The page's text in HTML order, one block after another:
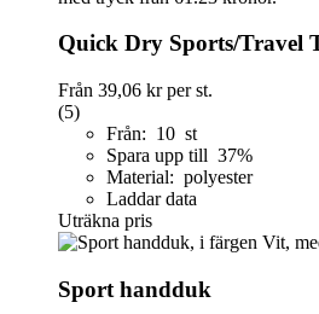
Quick Dry Sports/Travel
Från 39,06 krper st.
(5)
Från: 10 st
Spara upp till 37%
Material: polyester
Laddar data
Uträkna pris
Sport handduk